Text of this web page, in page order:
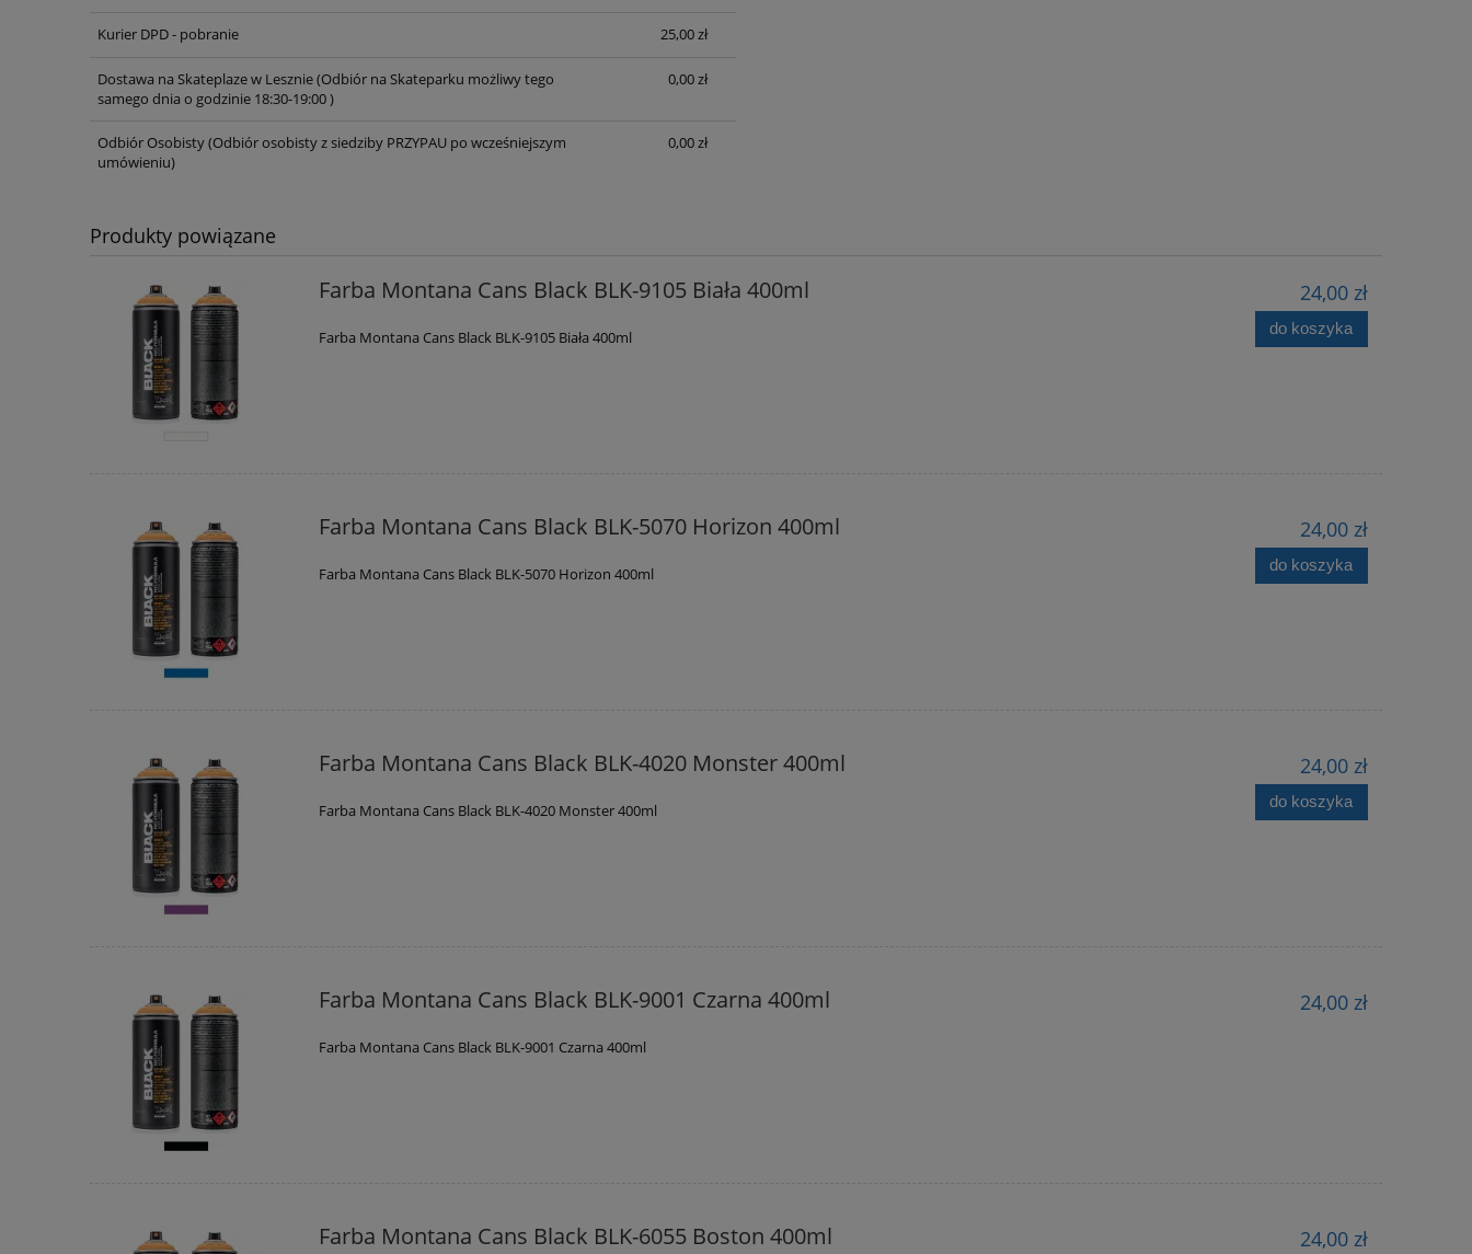
Kurier DPD - pobranie 25,00 zł
Dostawa na Skateplaze w Lesznie(Odbiór na Skateparku możliwy tego
samego dnia o godzinie 18:30-19:00 )
0,00 zł
Odbiór Osobisty(Odbiór osobisty z siedziby PRZYPAU po wcześniejszym
umówieniu)
0,00 zł
Produkty powiązane
Farba Montana Cans Black BLK-9105 Biała 400ml
Farba Montana Cans Black BLK-9105 Biała 400ml
24,00 zł
do koszyka
Farba Montana Cans Black BLK-5070 Horizon 400ml
Farba Montana Cans Black BLK-5070 Horizon 400ml
24,00 zł
do koszyka
Farba Montana Cans Black BLK-4020 Monster 400ml
Farba Montana Cans Black BLK-4020 Monster 400ml
24,00 zł
do koszyka
Farba Montana Cans Black BLK-9001 Czarna 400ml
Farba Montana Cans Black BLK-9001 Czarna 400ml
24,00 zł
Farba Montana Cans Black BLK-6055 Boston 400ml 24,00 zł